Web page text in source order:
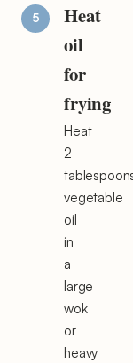
Heat
oil
for
frying
Heat
2
vegetable
oil
in
a
large
wok
or
heavy